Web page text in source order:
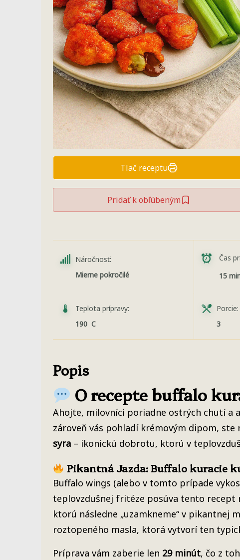
Tlač receptu
Pridať k obľúbeným
Náročnosť:
Mierne pokročilé
Čas
15
Teplota prípravy:
190 C
Porcie:
3
Popis
O recepte buffalo
Ahojte, milovníci poriadne ostrých chutí a
zároveň vás pohladí krémovým dipom,
syra – ikonickú dobrotu, ktorú v
Pikantná Jazda: Buffalo kuracie
Buffalo wings (alebo v tomto prípade
teplovzdušnej fritéze posúva tento recept
ktorú následne „uzamkneme“ v pikantnej
roztopeného masla, ktorá vytvorí ten
Príprava vám zaberie len 29 minút, čo z